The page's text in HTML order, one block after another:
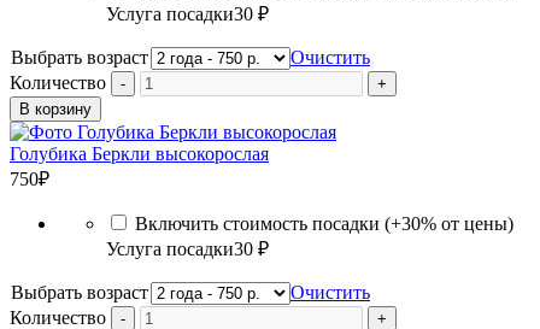
Услуга посадки30 ₽
Выбрать возраст
Очистить
Количество
В корзину
Голубика Беркли высокорослая
750₽
Включить стоимость посадки (+30% от цены)
Услуга посадки30 ₽
Выбрать возраст
Очистить
Количество